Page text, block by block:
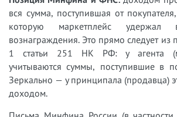
вся сумма, поступившая от
которую маркетплейс
вознаграждения. Это прямо следует из
1 статьи 251 НК РФ: у агента
учитываются суммы, поступившие в
Зеркально — у принципала (продавца)
доходом.